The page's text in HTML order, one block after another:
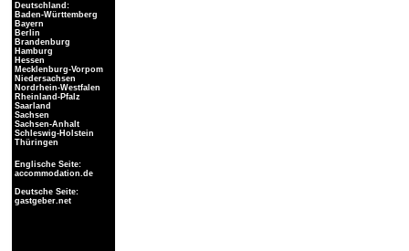
Deutschland:
Baden-Württemberg
Bayern
Berlin
Brandenburg
Hamburg
Hessen
Mecklenburg-Vorpom
Niedersachsen
Nordrhein-Westfalen
Rheinland-Pfalz
Saarland
Sachsen
Sachsen-Anhalt
Schleswig-Holstein
Thüringen
Englische Seite:
accommodation.de
Deutsche Seite:
gastgeber.net